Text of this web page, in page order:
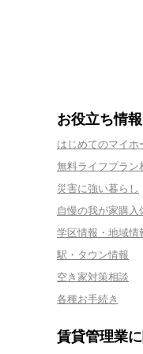
お役立ち情報
はじめてのマイホ
無料ライフプラン
災害に強い暮らし
自慢の我が家購入
学区情報・地域情
駅・タウン情報
空き家対策相談
各種お手続き
賃貸管理業